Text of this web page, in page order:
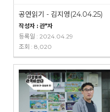
공연읽기 - 김지영(24.04.25)
작성자 : 관*자
등록일 : 2024.04.29
조회 : 8,020